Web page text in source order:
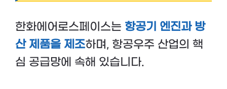
한화에어로스페이스는 항공기 엔진과 방
산 제품을 제조하며, 항공우주 산업의 핵
심 공급망에 속해 있습니다.